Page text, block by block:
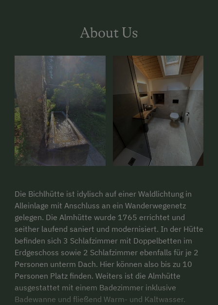
About Us
Die Bichlhütte ist idylisch auf einer Waldlichtung in
Alleinlage mit Anschluss an ein Wanderwegenetz
gelegen. Die Almhütte wurde 1765 errichtet und
seither laufend saniert und modernisiert. In der Hütte
befinden sich 3 Schlafzimmer mit Doppelbetten im
Erdgeschoss sowie 2 Schlafzimmer ebenfalls für je 2
Personen unterm Dach. Hier können also bis zu 10
Personen Platz finden. Weiters ist die Almhütte
ausgestattet mit einem Badezimmer inklusive
Badewanne und fließend Warm- und Kaltwasser.